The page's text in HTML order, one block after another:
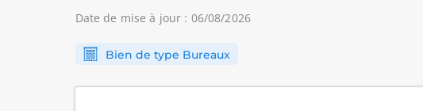
Date de mise à jour : 06/08/2026
Bien de type Bureaux